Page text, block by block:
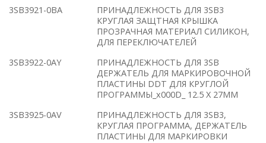
3SB3921-0BA
ПРИНАДЛЕЖНОСТЬ ДЛЯ 3SB3
КРУГЛАЯ ЗАЩТНАЯ КРЫШКА
ПРОЗРАЧНАЯ МАТЕРИАЛ СИЛИКОН,
ДЛЯ ПЕРЕКЛЮЧАТЕЛЕЙ
3SB3922-0AY
ПРИНАДЛЕЖНОСТЬ ДЛЯ 3SB
ДЕРЖАТЕЛЬ ДЛЯ МАРКИРОВОЧНОЙ
ПЛАСТИНЫ DDT ДЛЯ КРУГЛОЙ
ПРОГРАММЫ_x000D_ 12.5 X 27MM
3SB3925-0AV
ПРИНАДЛЕЖНОСТЬ ДЛЯ 3SB3,
КРУГЛАЯ ПРОГРАММА, ДЕРЖАТЕЛЬ
ПЛАСТИНЫ ДЛЯ МАРКИРОВКИ